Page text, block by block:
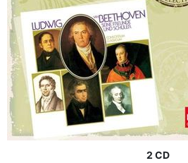
2 CD